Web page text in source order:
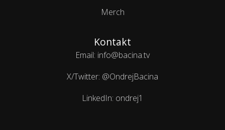
Merch
Kontakt
Email: info@bacina.tv
X/Twitter: @OndrejBacina
LinkedIn: ondrej1